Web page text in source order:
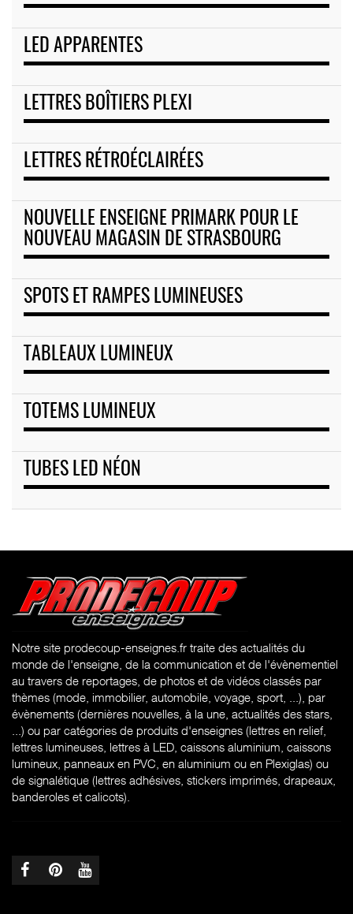
LED APPARENTES
LETTRES BOÎTIERS PLEXI
LETTRES RÉTROÉCLAIRÉES
NOUVELLE ENSEIGNE PRIMARK POUR LE
NOUVEAU MAGASIN DE STRASBOURG
SPOTS ET RAMPES LUMINEUSES
TABLEAUX LUMINEUX
TOTEMS LUMINEUX
TUBES LED NÉON
Notre site prodecoup-enseignes.fr traite des actualités du
monde de l'enseigne, de la communication et de l'évènementiel
au travers de reportages, de photos et de vidéos classés par
thèmes (mode, immobilier, automobile, voyage, sport, ...), par
évènements (dernières nouvelles, à la une, actualités des stars,
...) ou par catégories de produits d'enseignes (lettres en relief,
lettres lumineuses, lettres à LED, caissons aluminium, caissons
lumineux, panneaux en PVC, en aluminium ou en Plexiglas) ou
de signalétique (lettres adhésives, stickers imprimés, drapeaux,
banderoles et calicots).